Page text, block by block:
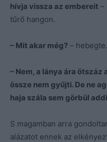
hívja vissza az embereit –
tűrő hangon.
– Mit akar még? –
– Nem, a lánya ára ötszáz
össze nem gyűjti. De ne
haja szála sem görbül
S magamban arra
alázatot ennek az